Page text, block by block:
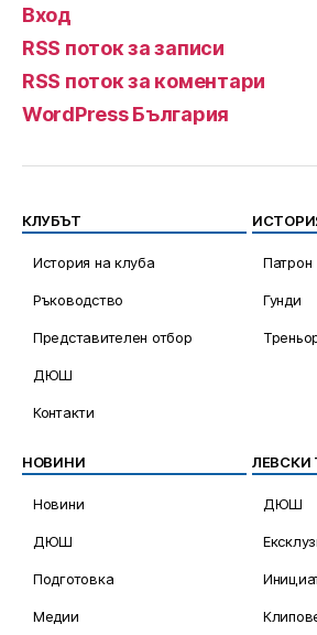
Вход
RSS поток за записи
RSS поток за коментари
WordPress България
КЛУБЪТ
История на клуба
Ръководство
Представителен отбор
ДЮШ
Контакти
Патрон
Гунди
НОВИНИ
Новини
ДЮШ
Подготовка
Медии
ЛЕВСКИ
ДЮШ